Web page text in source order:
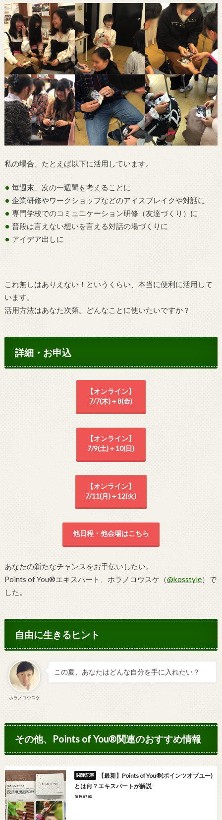
私の場合、たとえば以下に活用しています。
毎週末、次の一週間を考えることに
企業研修やワークショップなどのアイスブレイクや対話に
専門学校でのコミュニケーション研修（友達づくり）に
普段は言えない想いを言える対話の場づくりに
アイデア出しに
これ無しはありえない！というくらい、本当に便利に活用して
います。
活用方法はあなた次第。どんなことに使いたいですか？
詳細・お申込
【オンライン】
7/7(木)＋8(金)
【オンライン】
7/9(土)＋10(日)
【オンライン】
7/11(月)＋12(火)
他日程・他会場はこちら
あなたの新たなチャンスをお手伝いしたい。
Points of You®エキスパート、ホラノコウスケ（@kosstyle）で
した。
自由に生きるヒント
ホラノコウスケ
この夏、あなたはどんな自分を手に入れたい？
その他、Points of You®関連のおすすめ情報
【最新】Points of You®(ポインツオブユー)
とは何？エキスパートが解説
2019.07.08